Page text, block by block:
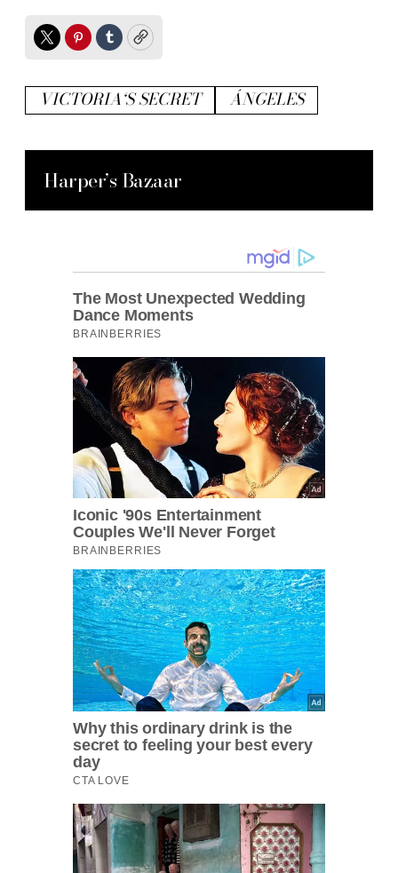
TwitterPinterest
TumblrCopy
VICTORIA‘S SECRET ÁNGELES
Harper’s Bazaar